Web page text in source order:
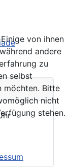
von ihnen
andere
zu
selbst
möchten. Bitte
nicht
stehen.